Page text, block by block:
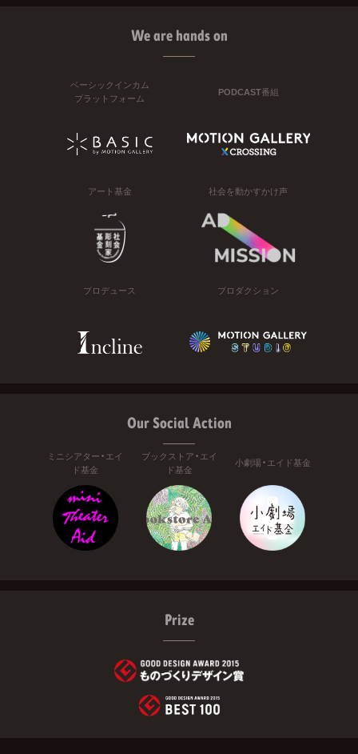
We are hands on
ベーシックインカム
プラットフォーム
PODCAST番組
アート基金 社会を動かすかけ声
プロデュース プロダクション
Our Social Action
ミニシアター・エイ
ド基金
ブックストア・エイ
ド基金
小劇場・エイド基金
Prize